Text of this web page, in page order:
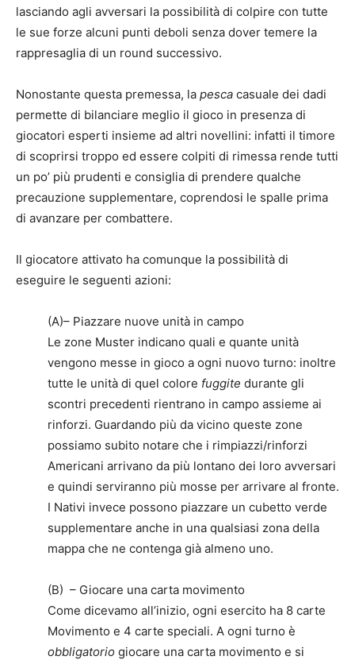
lasciando agli avversari la possibilità di colpire con tutte
le sue forze alcuni punti deboli senza dover temere la
rappresaglia di un round successivo.
Nonostante questa premessa, la pesca casuale dei dadi
permette di bilanciare meglio il gioco in presenza di
giocatori esperti insieme ad altri novellini: infatti il timore
di scoprirsi troppo ed essere colpiti di rimessa rende tutti
un po’ più prudenti e consiglia di prendere qualche
precauzione supplementare, coprendosi le spalle prima
di avanzare per combattere.
Il giocatore attivato ha comunque la possibilità di
eseguire le seguenti azioni:
(A)– Piazzare nuove unità in campo
Le zone Muster indicano quali e quante unità
vengono messe in gioco a ogni nuovo turno: inoltre
tutte le unità di quel colore fuggite durante gli
scontri precedenti rientrano in campo assieme ai
rinforzi. Guardando più da vicino queste zone
possiamo subito notare che i rimpiazzi/rinforzi
Americani arrivano da più lontano dei loro avversari
e quindi serviranno più mosse per arrivare al fronte.
I Nativi invece possono piazzare un cubetto verde
supplementare anche in una qualsiasi zona della
mappa che ne contenga già almeno uno.
(B) – Giocare una carta movimento
Come dicevamo all’inizio, ogni esercito ha 8 carte
Movimento e 4 carte speciali. A ogni turno è
obbligatorio giocare una carta movimento e si